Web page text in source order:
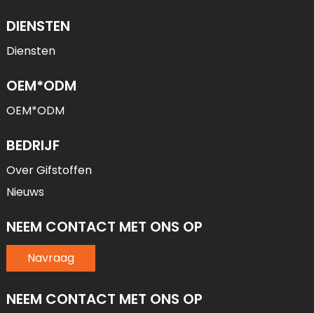
DIENSTEN
Diensten
OEM*ODM
OEM*ODM
BEDRIJF
Over Gifstoffen
Nieuws
NEEM CONTACT MET ONS OP
Navraag
NEEM CONTACT MET ONS OP